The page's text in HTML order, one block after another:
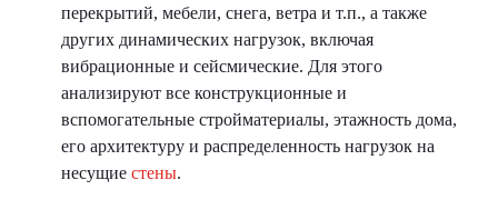
перекрытий, мебели, снега, ветра и т.п., а также
других динамических нагрузок, включая
вибрационные и сейсмические. Для этого
анализируют все конструкционные и
вспомогательные стройматериалы, этажность дома,
его архитектуру и распределенность нагрузок на
несущие стены.